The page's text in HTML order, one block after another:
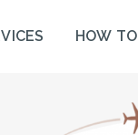
HOW TO